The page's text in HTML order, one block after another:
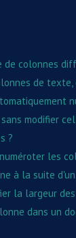
de colonnes
de
modifier
?
les
à la suite
la largeur
dans un